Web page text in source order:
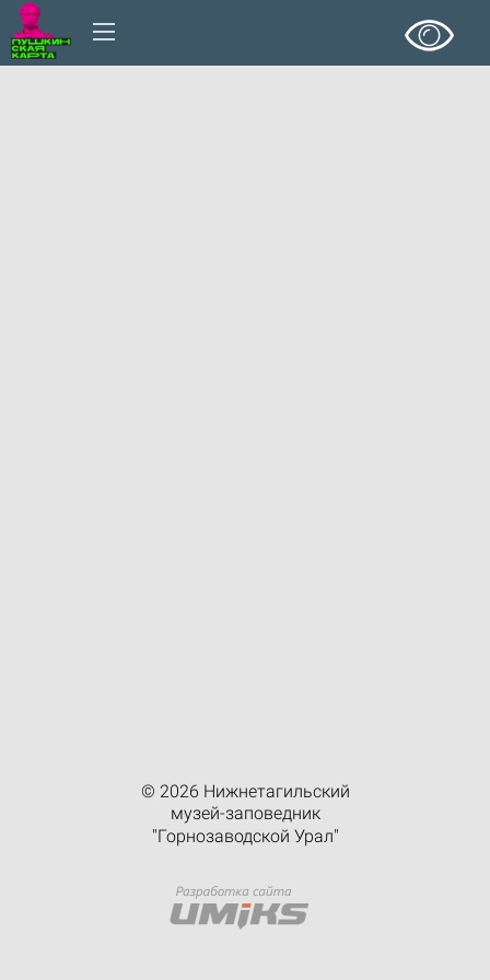
© 2026 Нижнетагильский
музей-заповедник
"Горнозаводской Урал"